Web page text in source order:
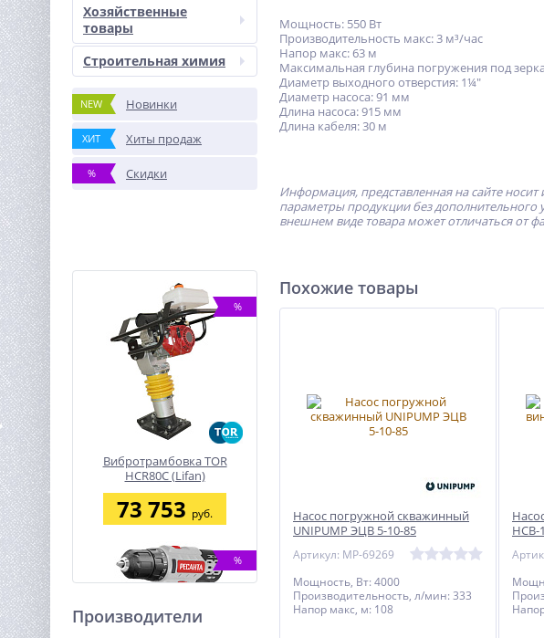
Хозяйственные
товары
Строительная химия
NEW Новинки
ХИТ Хиты продаж
% Скидки
%
Вибротрамбовка ТОR
HCR80C (Lifan)
73 753 руб.
%
Производители
Мощность: 550 Вт
Производительность макс: 3 м³/час
Напор макс: 63 м
Максимальная глубина погружения под
Диаметр выходного отверстия: 1¼"
Диаметр насоса: 91 мм
Длина насоса: 915 мм
Длина кабеля: 30 м
Информация, представленная на сайте
параметры продукции без дополнительного
внешнем виде товара может отличаться от
Похожие товары
Насос погружной скважинный
UNIPUMP ЭЦВ 5-10-85
Артикул: MP-69269
Мощность, Вт: 4000
Производительность, л/мин: 333
Напор макс, м: 108
НСВ-